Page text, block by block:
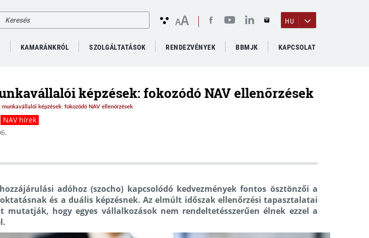
AA HU
KAMARÁNKRÓL SZOLGÁLTATÁSOK RENDEZVÉNYEK BBMJK KAPCSOLAT
képzések: fokozódó NAV ellenőrzések
munkavállalói képzések: fokozódó NAV ellenőrzések
NAV hírek
adóhoz (szocho) kapcsolódó kedvezmények fontos ösztönzői a
és a duális képzésnek. Az elmúlt időszak ellenőrzési tapasztalatai
mutatják, hogy egyes vállalkozások nem rendeltetésszerűen élnek ezzel a